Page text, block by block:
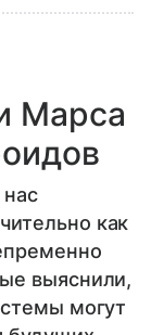
Марса
как
выяснили,
могут